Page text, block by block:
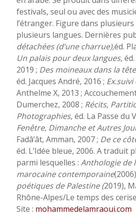
festivals, seul ou avec des
l’étranger. Figure dans
plusieurs langues. Dernières
détachées (d’une charrue),éd.
Un palais pour deux langues,
2019 ; Des moineaux dans la tête
éd. Jacques André, 2016 ;
Anthelme X, 2013 ;
Dumerchez, 2008 ; Récits,
Photographies, éd. La Passe du
Fenêtre, Dimanche et Autres
Fadâ’ât, Amman, 2007 ; De ce
éd. L’Idée bleue, 2006. A traduit
parmi lesquelles : Anthologie de
marocaine contemporaine
poétiques de Palestine (2019),
Rhône-Alpes/Le temps des
Site : mohammedelamraoui.com